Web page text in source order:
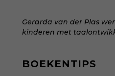
Gerarda van der Plas
kinderen met
BOEKENTIPS